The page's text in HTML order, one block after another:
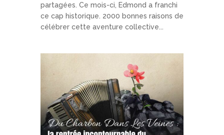
partagées. Ce mois-ci, Edmond a franchi
ce cap historique. 2000 bonnes raisons de
célébrer cette aventure collective...